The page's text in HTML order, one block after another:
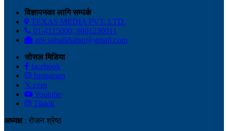
विज्ञापनका लागि सम्पर्क
TEXAS MEDIA PVT. LTD.
01-4115000, 9801230011
adv.sabaikhabar@gmail.com
सोसल मिडिया
facebook
Instagram
𝕏.com
Youtube
Tiktok
अध्यक्ष: रोजन श्रेष्ठ